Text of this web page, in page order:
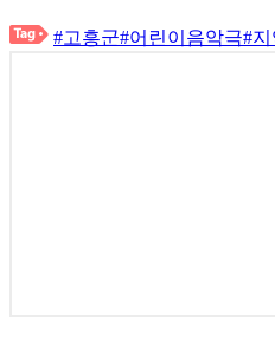
#고흥군#어린이음악극#